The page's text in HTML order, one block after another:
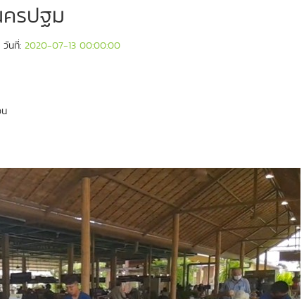
รปฐม
วันที่: 2020-07-13 00:00:00